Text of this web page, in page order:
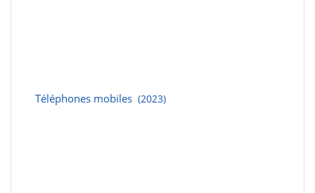
Téléphones mobiles (2023)